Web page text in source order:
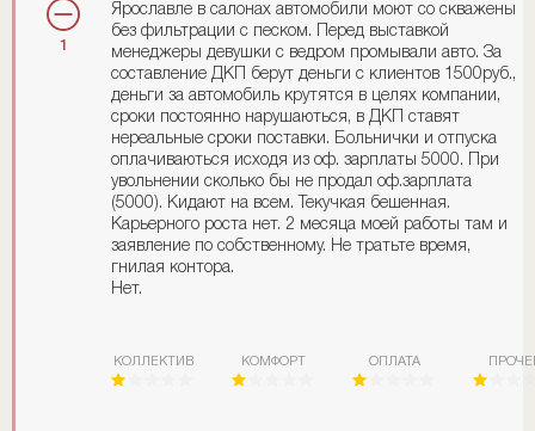
1
Ярославле в салонах автомобили моют со скважены
без фильтрации с песком. Перед выставкой
менеджеры девушки с ведром промывали авто. За
составление ДКП берут деньги с клиентов 1500руб.,
деньги за автомобиль крутятся в целях компании,
сроки постоянно нарушаються, в ДКП ставят
нереальные сроки поставки. Больнички и отпуска
оплачиваються исходя из оф. зарплаты 5000. При
увольнении сколько бы не продал оф.зарплата
(5000). Кидают на всем. Текучкая бешенная.
Карьерного роста нет. 2 месяца моей работы там и
заявление по собственному. Не тратьте время,
гнилая контора.
Нет.
КОЛЛЕКТИВ КОМФОРТ ОПЛАТА